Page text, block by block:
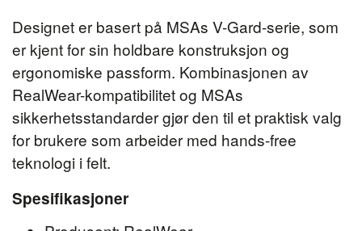
Designet er basert på MSAs V-Gard-serie, som
er kjent for sin holdbare konstruksjon og
ergonomiske passform. Kombinasjonen av
RealWear-kompatibilitet og MSAs
sikkerhetsstandarder gjør den til et praktisk valg
for brukere som arbeider med hands-free
teknologi i felt.
Spesifikasjoner